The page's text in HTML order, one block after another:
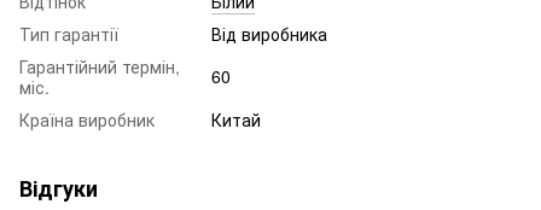
Тип гарантії
Від виробника
Гарантійний термін,
міс.
60
Країна виробник
Китай
Відгуки